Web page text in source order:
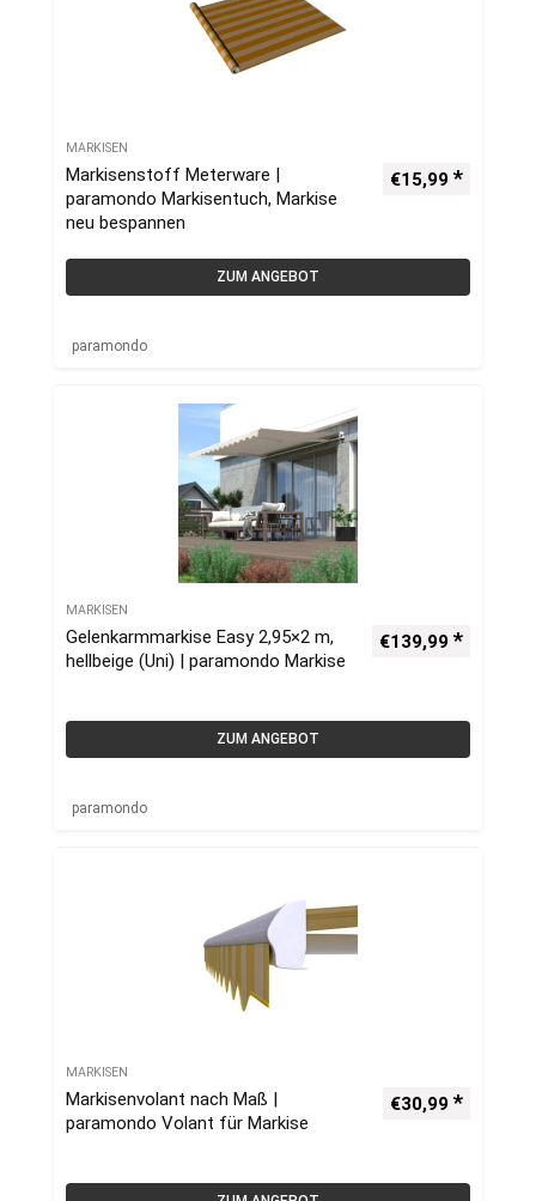
MARKISEN
Markisenstoff Meterware |
paramondo Markisentuch, Markise
neu bespannen
€15,99
ZUM ANGEBOT
paramondo
MARKISEN
Gelenkarmmarkise Easy 2,95×2 m,
hellbeige (Uni) | paramondo Markise
€139,99
ZUM ANGEBOT
paramondo
MARKISEN
Markisenvolant nach Maß |
paramondo Volant für Markise
€30,99